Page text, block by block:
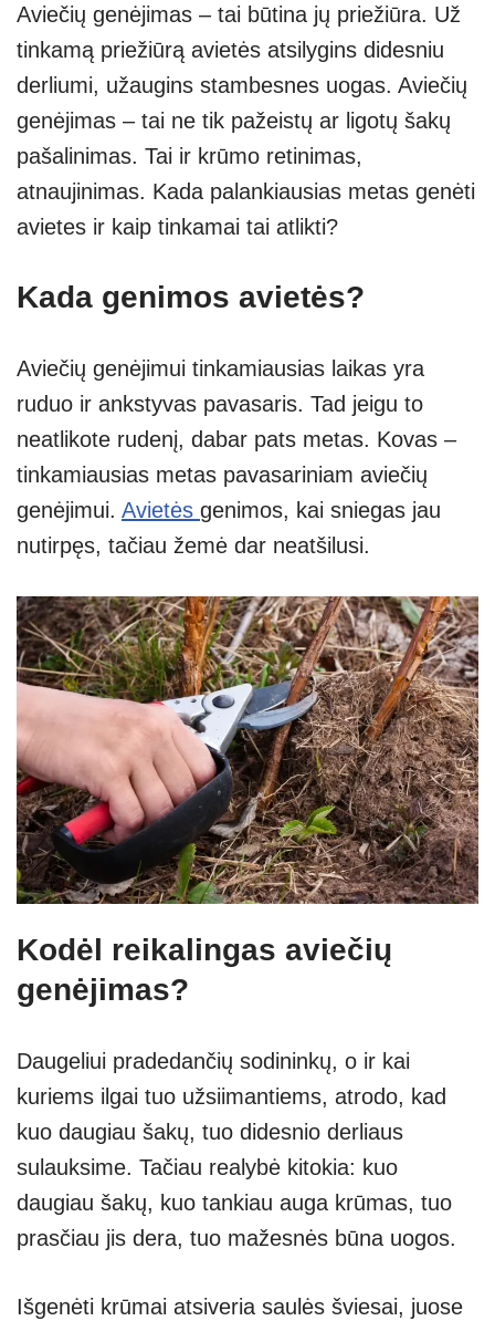
at
s
A
p
p
p
e
e
gr
a
m
er ss
e
n
g
er
ar
e
Aviečių genėjimas – tai būtina jų priežiūra. Už
tinkamą priežiūrą avietės atsilygins didesniu
derliumi, užaugins stambesnes uogas. Aviečių
genėjimas – tai ne tik pažeistų ar ligotų šakų
pašalinimas. Tai ir krūmo retinimas,
atnaujinimas. Kada palankiausias metas genėti
avietes ir kaip tinkamai tai atlikti?
Kada genimos avietės?
Aviečių genėjimui tinkamiausias laikas yra
ruduo ir ankstyvas pavasaris. Tad jeigu to
neatlikote rudenį, dabar pats metas. Kovas –
tinkamiausias metas pavasariniam aviečių
genėjimui. Avietės genimos, kai sniegas jau
nutirpęs, tačiau žemė dar neatšilusi.
Kodėl reikalingas aviečių
genėjimas?
Daugeliui pradedančių sodininkų, o ir kai
kuriems ilgai tuo užsiimantiems, atrodo, kad
kuo daugiau šakų, tuo didesnio derliaus
sulauksime. Tačiau realybė kitokia: kuo
daugiau šakų, kuo tankiau auga krūmas, tuo
prasčiau jis dera, tuo mažesnės būna uogos.
Išgenėti krūmai atsiveria saulės šviesai, juose